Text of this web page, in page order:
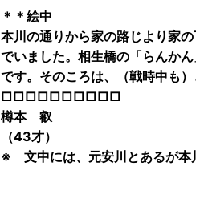
＊＊絵中
本川の通りから家の路じより家の
でいました。相生橋の「らんかん
です。そのころは、（戦時中も）
□□□□□□□□□□
樽本 叡
（43才）
※ 文中には、元安川とあるが本